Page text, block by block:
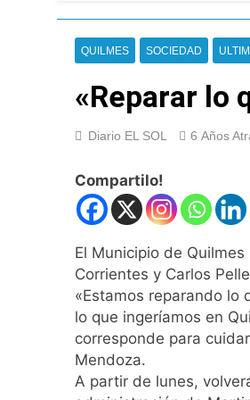
QUILMES SOCIEDAD
«Reparar lo
Diario EL SOL 6 Años
Compartilo!
El Municipio de
Corrientes y Carlos
«Estamos reparando lo
lo que ingeríamos en
corresponde para
Mendoza.
A partir de lunes,